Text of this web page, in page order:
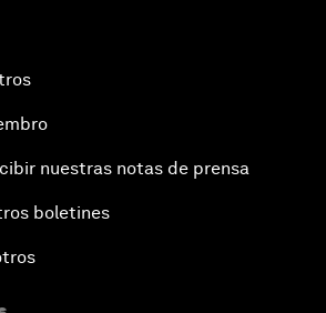
nuestras notas de prensa
boletines